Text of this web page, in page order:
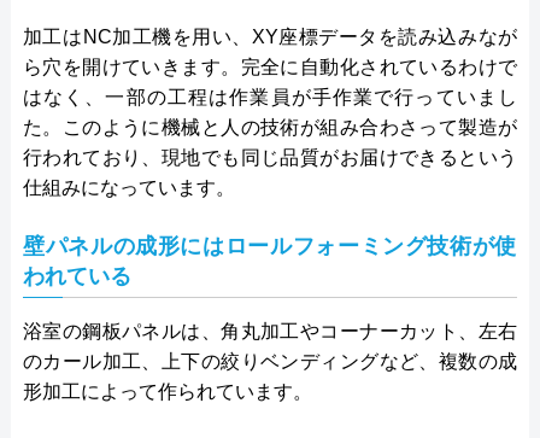
加工はNC加工機を用い、XY座標データを読み込みなが
ら穴を開けていきます。完全に自動化されているわけで
はなく、一部の工程は作業員が手作業で行っていまし
た。このように機械と人の技術が組み合わさって製造が
行われており、現地でも同じ品質がお届けできるという
仕組みになっています。
壁パネルの成形にはロールフォーミング技術が使
われている
浴室の鋼板パネルは、角丸加工やコーナーカット、左右
のカール加工、上下の絞りベンディングなど、複数の成
形加工によって作られています。